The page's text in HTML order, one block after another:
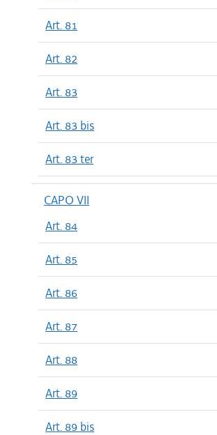
Art. 81
Art. 82
Art. 83
Art. 83 bis
Art. 83 ter
CAPO VII
Art. 84
Art. 85
Art. 86
Art. 87
Art. 88
Art. 89
Art. 89 bis